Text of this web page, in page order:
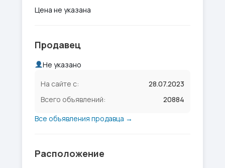
Цена не указана
Продавец
Не указано
На сайте с:
28.07.2023
Всего объявлений:
20884
Все объявления продавца →
Расположение